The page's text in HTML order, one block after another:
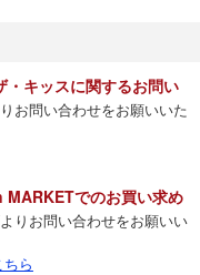
・キッスに関するお問い
お問い合わせをお願いいた
でのお買い求め
りお問い合わせをお願いい
ら